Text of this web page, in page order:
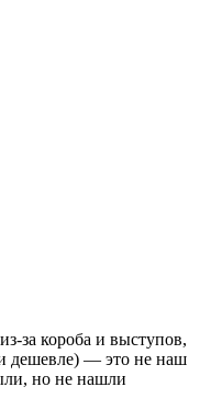
за короба и выступов,
дешевле) — это не наш
но не нашли